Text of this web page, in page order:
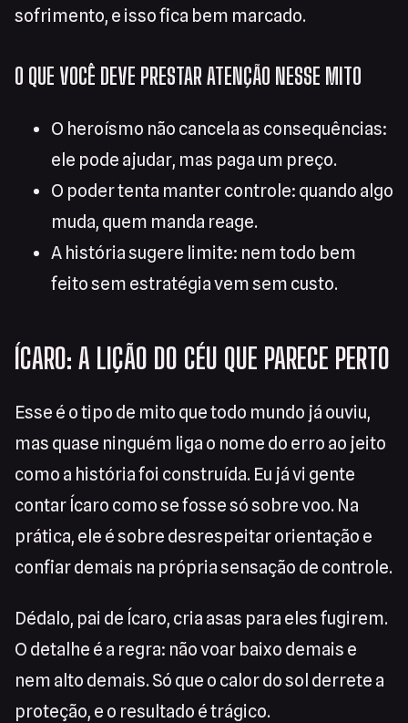
sofrimento, e isso fica bem marcado.
O QUE VOCÊ DEVE PRESTAR ATENÇÃO NESSE MITO
O heroísmo não cancela as consequências:
ele pode ajudar, mas paga um preço.
O poder tenta manter controle: quando algo
muda, quem manda reage.
A história sugere limite: nem todo bem
feito sem estratégia vem sem custo.
ÍCARO: A LIÇÃO DO CÉU QUE PARECE PERTO
Esse é o tipo de mito que todo mundo já ouviu,
mas quase ninguém liga o nome do erro ao jeito
como a história foi construída. Eu já vi gente
contar Ícaro como se fosse só sobre voo. Na
prática, ele é sobre desrespeitar orientação e
confiar demais na própria sensação de controle.
Dédalo, pai de Ícaro, cria asas para eles fugirem.
O detalhe é a regra: não voar baixo demais e
nem alto demais. Só que o calor do sol derrete a
proteção, e o resultado é trágico.